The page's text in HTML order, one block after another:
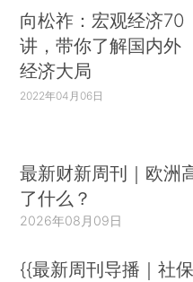
向松祚：宏观经济70
讲，带你了解国内外
经济大局
2022年04月06日
最新财新周刊｜欧洲
了什么？
2026年08月09日
{{最新周刊导播｜社